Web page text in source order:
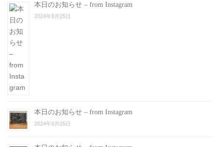
本日のお知らせ – from Instagram
2024年9月25日
本日のお知らせ – from Instagram
2024年9月25日